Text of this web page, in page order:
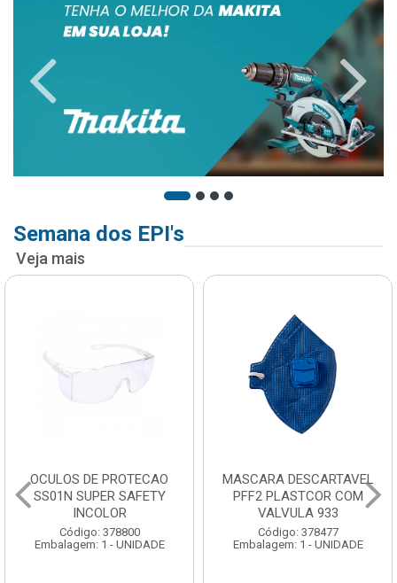
Semana dos EPI's
Veja mais
OCULOS DE PROTECAO
SS01N SUPER SAFETY
INCOLOR
Código: 378800
Embalagem: 1 - UNIDADE
MASCARA DESCARTAVEL
PFF2 PLASTCOR COM
VALVULA 933
Código: 378477
Embalagem: 1 - UNIDADE